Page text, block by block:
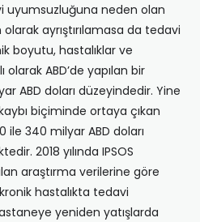
neden olan
ayrıştırılamasa da tedavi
boyutu, hastalıklar ve
olarak ABD’de yapılan bir
ABD doları düzeyindedir. Yine
biçiminde ortaya çıkan
ile 340 milyar ABD doları
2018 yılında IPSOS
araştırma verilerine göre
hastalıkta tedavi
yeniden yatışlarda